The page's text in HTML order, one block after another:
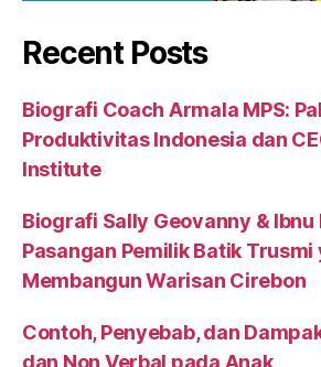
Recent Posts
Biografi Coach Armala MPS:
Produktivitas Indonesia dan
Institute
Biografi Sally Geovanny & Ibnu
Pasangan Pemilik Batik Trusmi
Membangun Warisan Cirebon
Contoh, Penyebab, dan
dan Non Verbal pada Anak